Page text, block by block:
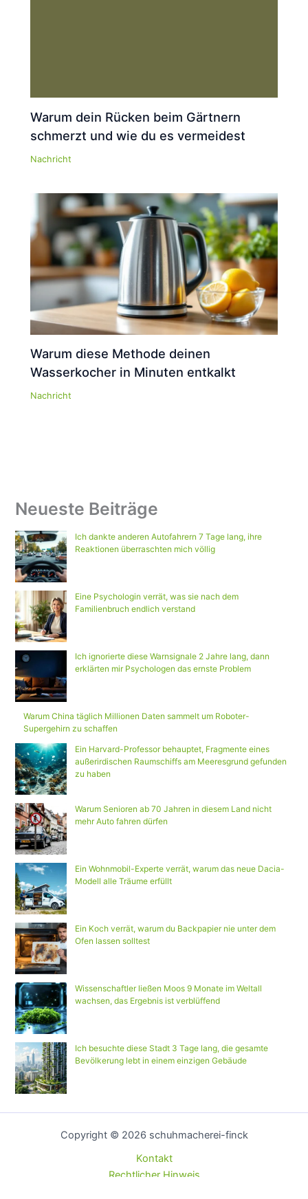
Warum dein Rücken beim Gärtnern
schmerzt und wie du es vermeidest
Nachricht
Warum diese Methode deinen
Wasserkocher in Minuten entkalkt
Nachricht
Neueste Beiträge
Ich dankte anderen Autofahrern 7 Tage lang, ihre
Reaktionen überraschten mich völlig
Eine Psychologin verrät, was sie nach dem
Familienbruch endlich verstand
Ich ignorierte diese Warnsignale 2 Jahre lang, dann
erklärten mir Psychologen das ernste Problem
Warum China täglich Millionen Daten sammelt um Roboter-
Supergehirn zu schaffen
Ein Harvard-Professor behauptet, Fragmente eines
außerirdischen Raumschiffs am Meeresgrund gefunden
zu haben
Warum Senioren ab 70 Jahren in diesem Land nicht
mehr Auto fahren dürfen
Ein Wohnmobil-Experte verrät, warum das neue Dacia-
Modell alle Träume erfüllt
Ein Koch verrät, warum du Backpapier nie unter dem
Ofen lassen solltest
Wissenschaftler ließen Moos 9 Monate im Weltall
wachsen, das Ergebnis ist verblüffend
Ich besuchte diese Stadt 3 Tage lang, die gesamte
Bevölkerung lebt in einem einzigen Gebäude
Copyright © 2026 schuhmacherei-finck
Kontakt
Rechtlicher Hinweis